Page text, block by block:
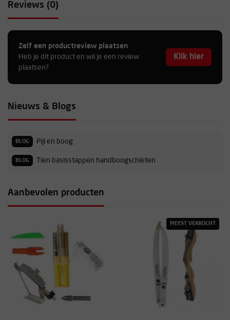
Reviews (0)
Zelf een productreview plaatsen
Heb je dit product en wil je een review
plaatsen?
Klik hier
Nieuws & Blogs
BLOG Pijl en boog
BLOG Tien basisstappen handboogschieten
Aanbevolen producten
MEEST VERKOCHT